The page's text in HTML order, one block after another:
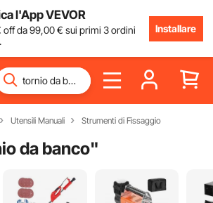
l'App VEVOR
off da99,00€ sui primi 3 ordini
Installare
Utensili Manuali Strumenti di Fissaggio
da banco"